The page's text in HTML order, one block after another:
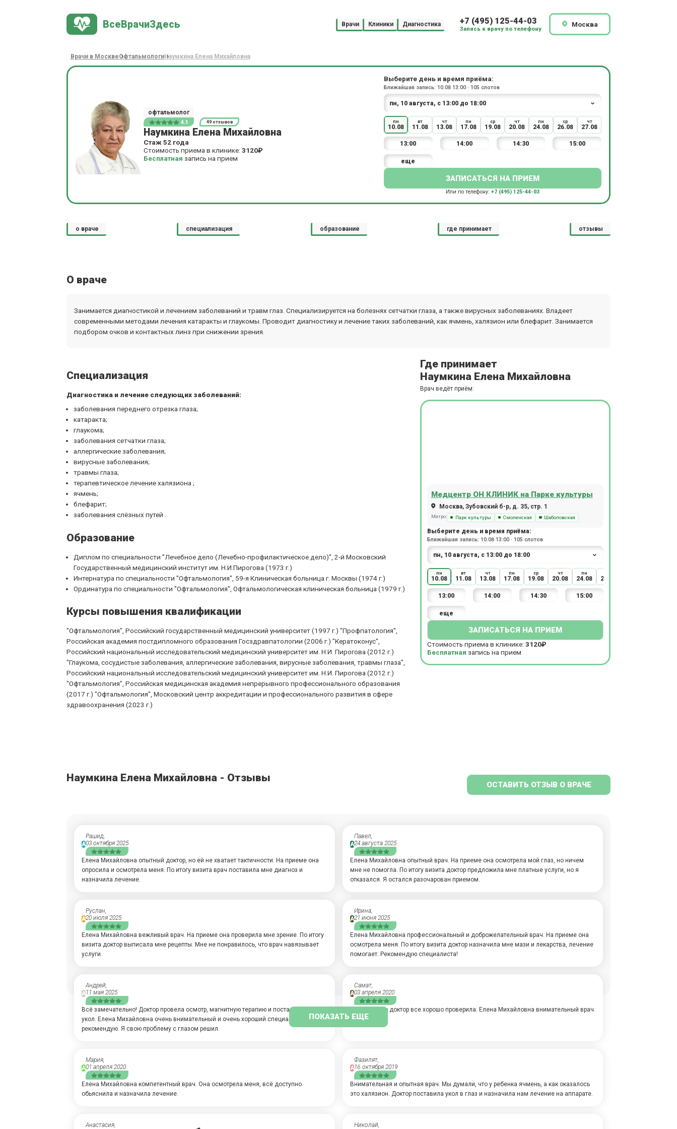
ВсеВрачиЗдесь Врачи Клиники Диагностика +7 (495) 125-44-03
Запись к врачу по телефону
Москва
Врачи в МосквеОфтальмологиНаумкина Елена Михайловна
офтальмолог
4.1 49 отзывов
Наумкина Елена Михайловна
Стаж 52 года
Стоимость приема в клинике: 3120₽
Бесплатная запись на прием
Выберите день и время приёма:
Ближайшая запись: 10.08 13:00 · 105 слотов
пн
10.08
вт
11.08
чт
13.08
пн
17.08
ср
19.08
чт
20.08
пн
24.08
ср
26.08
чт
27.08
13:00 14:00 14:30 15:00
еще
ЗАПИСАТЬСЯ НА ПРИЕМ
Или по телефону: +7 (495) 125-44-03
о враче специализация образование где принимает отзывы
О враче
Занимается диагностикой и лечением заболеваний и травм глаз. Специализируется на болезнях сетчатки глаза, а также вирусных заболеваниях. Владеет
современными методами лечения катаракты и глаукомы. Проводит диагностику и лечение таких заболеваний, как ячмень, халязион или блефарит. Занимается
подбором очков и контактных линз при снижении зрения.
Специализация
Диагностика и лечение следующих заболеваний:
заболевания переднего отрезка глаза;
катаракта;
глаукома;
заболевания сетчатки глаза;
аллергические заболевания;
вирусные заболевания;
травмы глаза;
терапевтическое лечение халязиона ;
ячмень;
блефарит;
заболевания слёзных путей .
Образование
Диплом по специальности "Лечебное дело (Лечебно-профилактическое дело)", 2-й Московский
Государственный медицинский институт им. Н.И.Пирогова (1973 г.)
Интернатура по специальности "Офтальмология", 59-я Клиническая больница г. Москвы (1974 г.)
Ординатура по специальности "Офтальмология", Офтальмологическая клиническая больница (1979 г.)
Курсы повышения квалификации
"Офтальмология", Российский государственный медицинский университет (1997 г.) "Профпатология",
Российская академия постдипломного образования Госздравпатологии (2006 г.) "Кератоконус",
Российский национальный исследовательский медицинский университет им. Н.И. Пирогова (2012 г.)
"Глаукома, сосудистые заболевания, аллергические заболевания, вирусные заболевания, травмы глаза",
Российский национальный исследовательский медицинский университет им. Н.И. Пирогова (2012 г.)
"Офтальмология", Российская медицинская академия непрерывного профессионального образования
(2017 г.) "Офтальмология", Московский центр аккредитации и профессионального развития в сфере
здравоохранения (2023 г.)
Где принимает
Наумкина Елена Михайловна
Врач ведёт приём:
Медцентр ОН КЛИНИК на Парке культуры
Москва, Зубовский б-р, д. 35, стр. 1
Метро: Парк культуры Смоленская Шаболовская
Выберите день и время приёма:
Ближайшая запись: 10.08 13:00 · 105 слотов
пн
10.08
вт
11.08
чт
13.08
пн
17.08
ср
19.08
чт
20.08
пн
24.08 26.08
13:00 14:00 14:30 15:00
еще
ЗАПИСАТЬСЯ НА ПРИЕМ
Стоимость приема в клинике:3120₽
Бесплатная запись на прием
Наумкина Елена Михайловна - Отзывы
ОСТАВИТЬ ОТЗЫВ О ВРАЧЕ
А
Рашид,
03 октября 2025
Елена Михайловна опытный доктор, но ей не хватает тактичности. На приеме она
опросила и осмотрела меня. По итогу визита врач поставила мне диагноз и
назначила лечение.
А
Павел,
24 августа 2025
Елена Михайловна опытный врач. На приеме она осмотрела мой глаз, но ничем
мне не помогла. По итогу визита доктор предложила мне платные услуги, но я
отказался. Я остался разочарован приемом.
А
Руслан,
20 июля 2025
Елена Михайловна вежливый врач. На приеме она проверила мне зрение. По итогу
визита доктор выписала мне рецепты. Мне не понравилось, что врач навязывает
услуги.
А
Ирина,
21 июня 2025
Елена Михайловна профессиональный и доброжелательный врач. На приеме она
осмотрела меня. По итогу визита доктор назначила мне мази и лекарства, лечение
помогает. Рекомендую специалиста!
А
Андрей,
11 мая 2025
Всё замечательно! Доктор провела осмотр, магнитную терапию и поставила мне
укол. Елена Михайловна очень внимательный и очень хороший специалист,
рекомендую. Я свою проблему с глазом решил.
А
Самат,
03 апреля 2020
Я думаю, что доктор все хорошо проверила. Елена Михайловна внимательный врач.
А
Мария,
01 апреля 2020
Елена Михайловна компетентный врач. Она осмотрела меня, всё доступно
обьяснила и назначила лечение.
А
Фазилят,
16 октября 2019
Внимательная и опытная врач. Мы думали, что у ребенка ячмень, а как оказалось
это халязион. Доктор поставила укол в глаз и назначила нам лечение на аппарате.
Анастасия,
Николай,
ПОКАЗАТЬ ЕЩЕ